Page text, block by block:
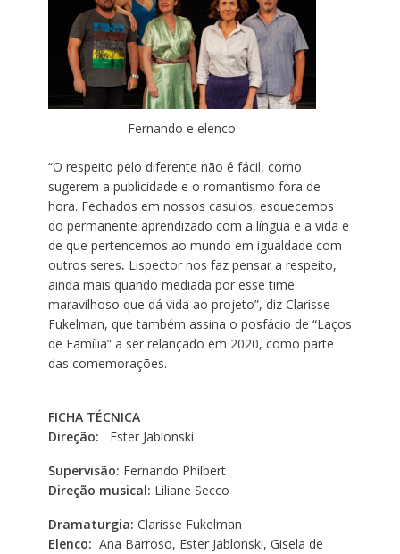
Fernando e elenco
“O respeito pelo diferente não é fácil, como
sugerem a publicidade e o romantismo fora de
hora. Fechados em nossos casulos, esquecemos
do permanente aprendizado com a língua e a vida e
de que pertencemos ao mundo em igualdade com
outros seres. Lispector nos faz pensar a respeito,
ainda mais quando mediada por esse time
maravilhoso que dá vida ao projeto”, diz Clarisse
Fukelman, que também assina o posfácio de “Laços
de Família” a ser relançado em 2020, como parte
das comemorações.
FICHA TÉCNICA
Direção: Ester Jablonski
Supervisão: Fernando Philbert
Direção musical: Liliane Secco
Dramaturgia: Clarisse Fukelman
Elenco: Ana Barroso, Ester Jablonski, Gisela de